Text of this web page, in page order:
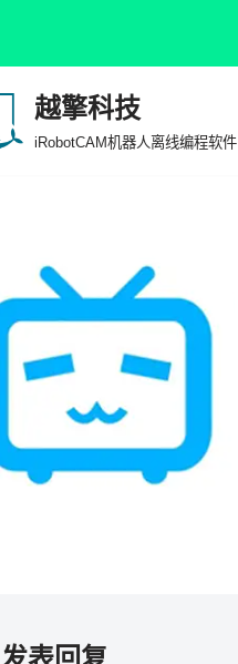
越擎科技
iRobotCAM机器人离线编程软件
发表回复